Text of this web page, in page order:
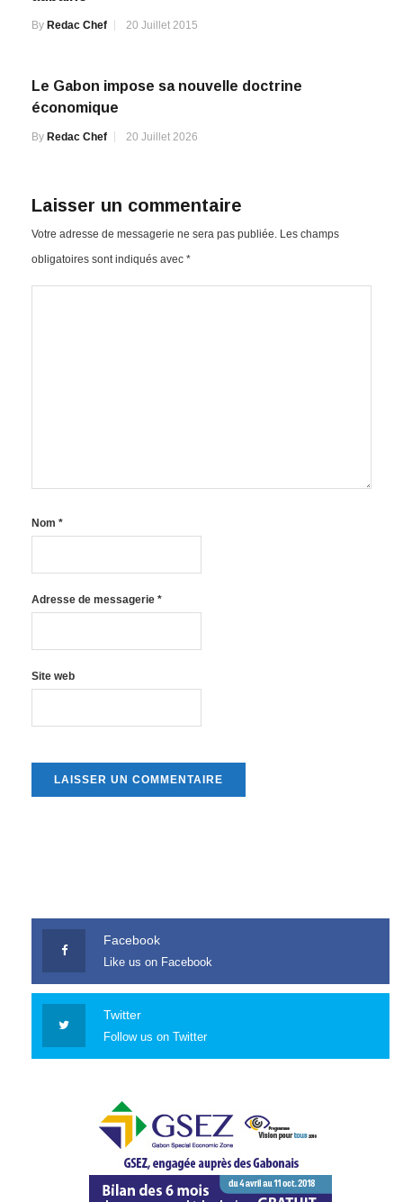
By Redac Chef 20 Juillet 2015
Le Gabon impose sa nouvelle doctrine
économique
By Redac Chef 20 Juillet 2026
Laisser un commentaire
Votre adresse de messagerie ne sera pas publiée. Les champs
obligatoires sont indiqués avec *
Nom *
Adresse de messagerie *
Site web
Facebook
Like us on Facebook
Twitter
Follow us on Twitter